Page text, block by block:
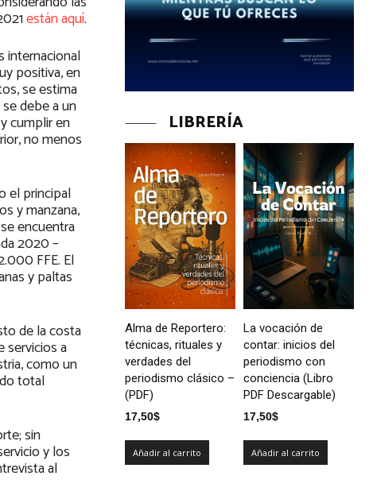
están aquí.
internacional
positiva, en
se estima
debe a un
cumplir en
no menos
el principal
y manzana,
encuentra
2020 –
FFE. El
y paltas
de la costa
servicios a
como un
total
sin
y los
al
LIBRERÍA
Alma de Reportero:
técnicas, rituales y
verdades del
periodismo clásico –
(PDF)
17,50$
Añadir al carrito
La vocación de
contar: inicios del
periodismo con
conciencia (Libro
PDF Descargable)
17,50$
Añadir al carrito